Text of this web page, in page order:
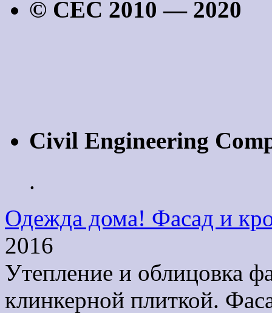
© CEC 2010 — 2020
Civil Engineering
.
Одежда дома! Фасад и
2016
Утепление и облицовка
клинкерной плиткой.